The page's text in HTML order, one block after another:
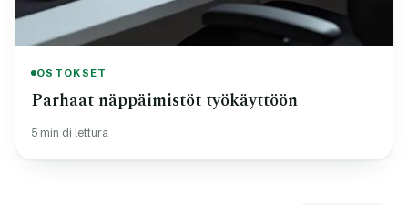
OSTOKSET
Parhaat näppäimistöt työkäyttöön
5 min di lettura